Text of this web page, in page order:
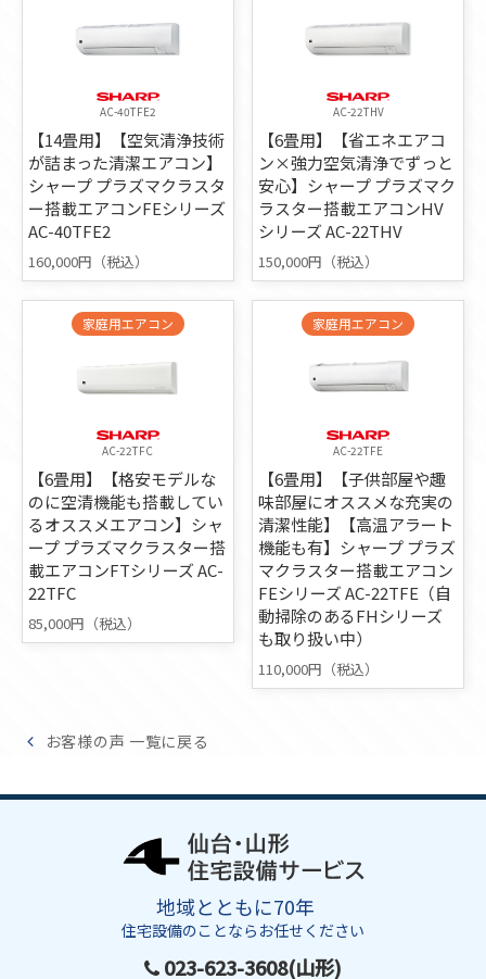
AC-40TFE2
【14畳用】【空気清浄技術
が詰まった清潔エアコン】
シャープ プラズマクラスタ
ー搭載エアコンFEシリーズ
AC-40TFE2
160,000円（税込）
AC-22THV
【6畳用】【省エネエアコ
ン×強力空気清浄でずっと
安心】シャープ プラズマク
ラスター搭載エアコンHV
シリーズ AC-22THV
150,000円（税込）
家庭用エアコン
AC-22TFC
【6畳用】【格安モデルな
のに空清機能も搭載してい
るオススメエアコン】シャ
ープ プラズマクラスター搭
載エアコンFTシリーズ AC-
22TFC
85,000円（税込）
家庭用エアコン
AC-22TFE
【6畳用】【子供部屋や趣
味部屋にオススメな充実の
清潔性能】【高温アラート
機能も有】シャープ プラズ
マクラスター搭載エアコン
FEシリーズ AC-22TFE（自
動掃除のあるFHシリーズ
も取り扱い中）
110,000円（税込）
お客様の声 一覧に戻る
地域とともに70年
住宅設備のことならお任せください
023-623-3608(山形)